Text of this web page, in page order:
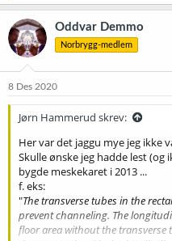
a
k
s
j
o
e
Oddvar Demmo
Norbrygg-medlem
8 Des 2020
Jørn Hammerud skrev:
Her var det jaggu mye jeg ikke
Skulle ønske jeg hadde lest (og
bygde meskekaret i 2013 ...
f. eks:
"The transverse tubes in the
prevent channeling. The
floor area without the transverse